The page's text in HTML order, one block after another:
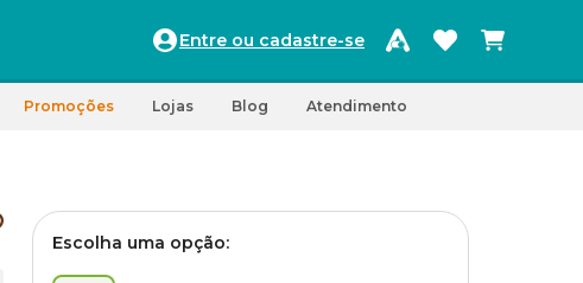
Entre ou cadastre-se
Promoções Lojas Blog Atendimento
Escolha uma opção: